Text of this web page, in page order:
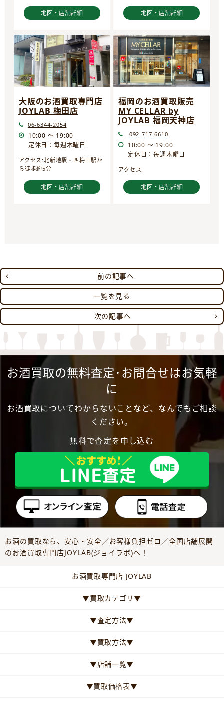
地図・店舗詳細 地図・店舗詳細
大阪のお酒買取専門店
JOYLAB 梅田店
06-6344-2054
10:00 ～ 19:00
定休日：毎週木曜日
アクセス:北新地駅・西梅田駅か
ら徒歩約5分
地図・店舗詳細
福岡のお酒買取販売
MY CELLAR by
JOYLAB 福岡天神店
092-717-6610
10:00 ～ 19:00
定休日：毎週木曜日
アクセス:
地図・店舗詳細
前の記事へ
一覧を見る
次の記事へ
お酒買取の無料査定･お問合せはお気軽
に
お酒買取についてわからないことなど、なんでもご相談
ください。
無料で査定を申し込む
お酒の買取なら、安心・安全／お客様負担ゼロ／全国店舗展開
のお酒買取専門店JOYLAB(ジョイラボ)へ！
お酒買取専門店 JOYLAB
▼買取カテゴリ▼
▼査定方法▼
▼買取方法▼
▼店舗一覧▼
▼買取価格表▼